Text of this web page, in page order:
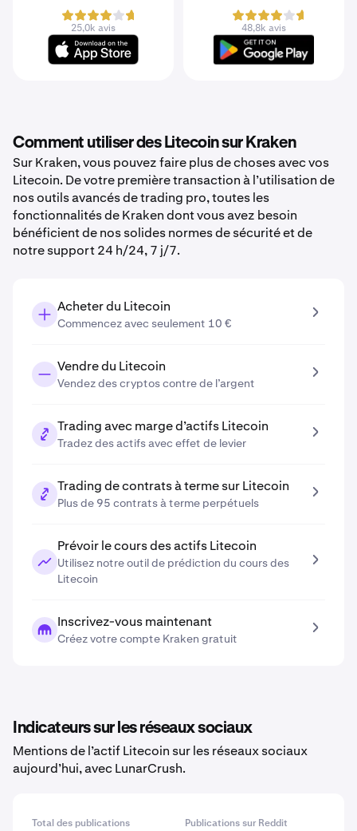
25,0k avis 48,8k avis
Comment utiliser des Litecoin sur Kraken
Sur Kraken, vous pouvez faire plus de choses avec vos
Litecoin. De votre première transaction à l’utilisation de
nos outils avancés de trading pro, toutes les
fonctionnalités de Kraken dont vous avez besoin
bénéficient de nos solides normes de sécurité et de
notre support 24 h/24, 7 j/7.
Acheter du Litecoin
Commencez avec seulement 10 €
Vendre du Litecoin
Vendez des cryptos contre de l’argent
Trading avec marge d’actifs Litecoin
Tradez des actifs avec effet de levier
Trading de contrats à terme sur Litecoin
Plus de 95 contrats à terme perpétuels
Prévoir le cours des actifs Litecoin
Utilisez notre outil de prédiction du cours des
Litecoin
Inscrivez-vous maintenant
Créez votre compte Kraken gratuit
Indicateurs sur les réseaux sociaux
Mentions de l’actif Litecoin sur les réseaux sociaux
aujourd’hui, avec LunarCrush.
Total des publications Publications sur Reddit